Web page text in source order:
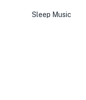
Sleep Music